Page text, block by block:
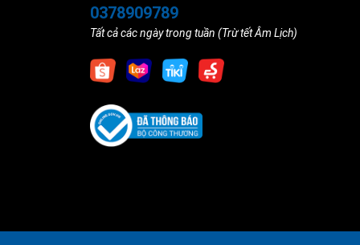
0378909789
Tất cả các ngày trong tuần (Trừ tết Âm Lịch)